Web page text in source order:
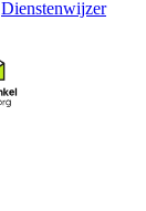
Dienstenwijzer